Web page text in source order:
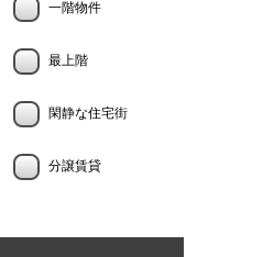
一階物件
最上階
閑静な住宅街
分譲賃貸